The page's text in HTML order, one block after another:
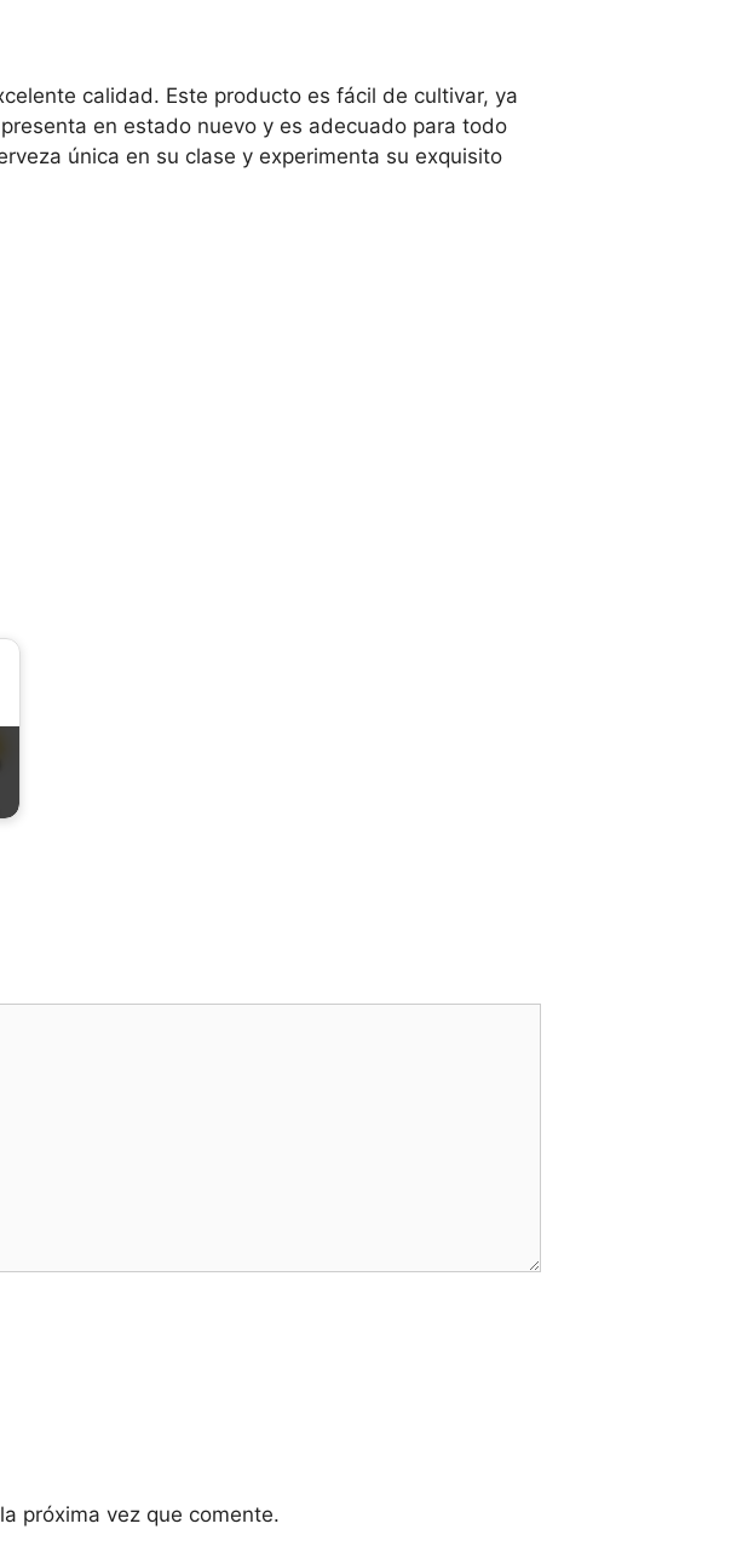
calidad. Este producto es fácil de cultivar, ya
en estado nuevo y es adecuado para todo
única en su clase y experimenta su exquisito
próxima vez que comente.